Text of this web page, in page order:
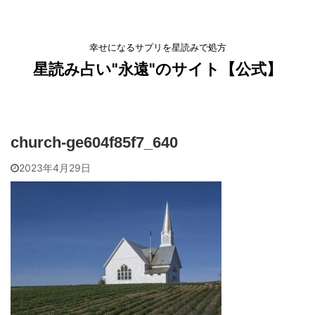
幸せになるサプリを星読みで処方
星読み占い"永遠"のサイト【公式】
church-ge604f85f7_640
2023年4月29日